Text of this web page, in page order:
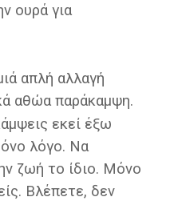
ουρά για
απλή αλλαγή
αθώα παράκαμψη.
εκεί έξω
λόγο. Να
ζωή το ίδιο. Μόνο
Βλέπετε, δεν